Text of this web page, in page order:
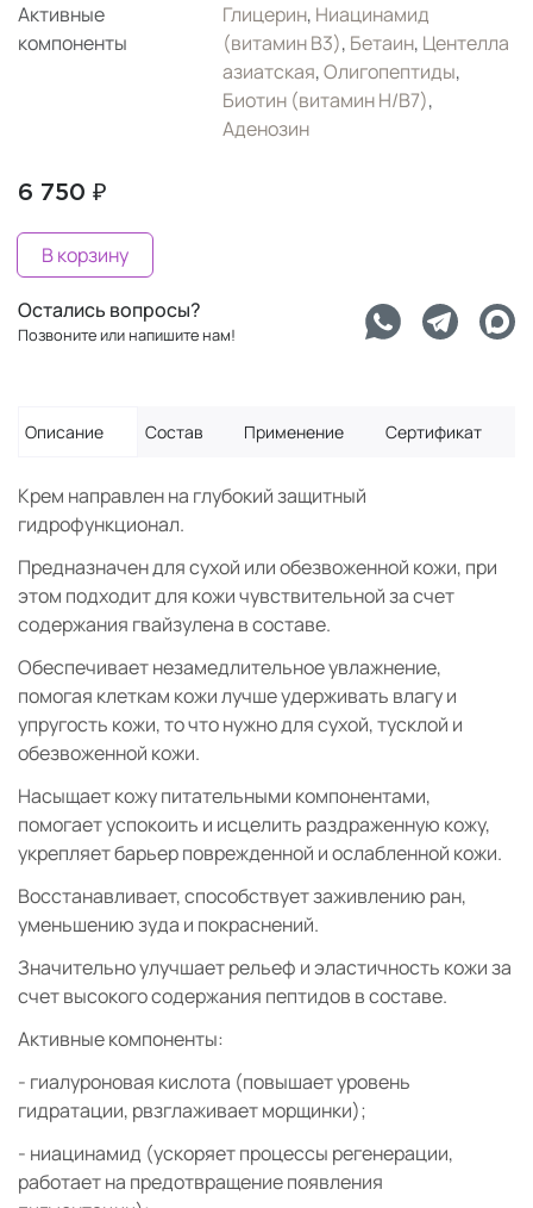
Активные
компоненты
Глицерин, Ниацинамид
(витамин B3), Бетаин, Центелла
азиатская,Олигопептиды,
Биотин (витамин H/B7),
Аденозин
6 750 ₽
В корзину
Остались вопросы?
Позвоните или напишите нам!
Описание Состав Применение Сертификат
Крем направлен на глубокий защитный
гидрофункционал.
Предназначен для сухой или обезвоженной кожи, при
этом подходит для кожи чувствительной за счет
содержания гвайзулена в составе.
Обеспечивает незамедлительное увлажнение,
помогая клеткам кожи лучше удерживать влагу и
упругость кожи, то что нужно для сухой, тусклой и
обезвоженной кожи.
Насыщает кожу питательными компонентами,
помогает успокоить и исцелить раздраженную кожу,
укрепляет барьер поврежденной и ослабленной кожи.
Восстанавливает, способствует заживлению ран,
уменьшению зуда и покраснений.
Значительно улучшает рельеф и эластичность кожи за
счет высокого содержания пептидов в составе.
Активные компоненты:
- гиалуроновая кислота (повышает уровень
гидратации, рвзглаживает морщинки);
- ниацинамид (ускоряет процессы регенерации,
работает на предотвращение появления